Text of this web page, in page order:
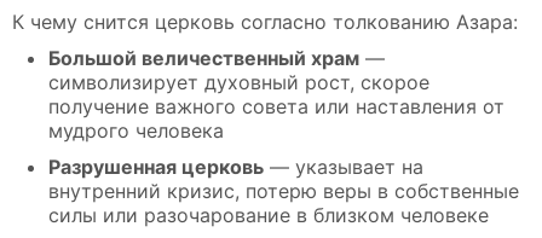
К чему снится церковь согласно толкованию Азара:
Большой величественный храм —
символизирует духовный рост, скорое
получение важного совета или наставления от
мудрого человека
Разрушенная церковь — указывает на
внутренний кризис, потерю веры в собственные
силы или разочарование в близком человеке